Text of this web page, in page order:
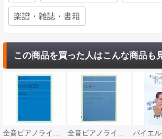
楽譜・雑誌・書籍
この商品を買った人はこんな商品も